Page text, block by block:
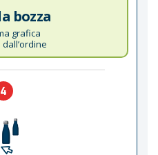
bozza
grafica
4